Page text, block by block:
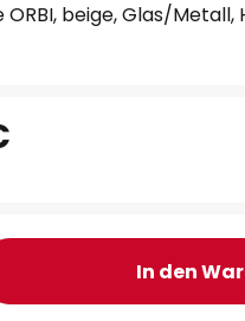
beige, Glas/Metall,
In den